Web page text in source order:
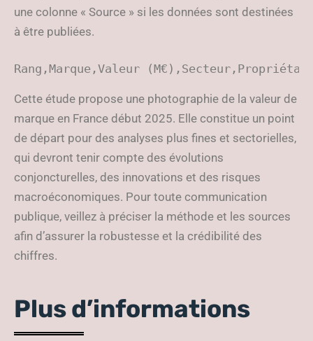
une colonne « Source » si les données sont destinées
à être publiées.
Rang,Marque,Valeur
Cette étude propose une photographie de la valeur de
marque en France début 2025. Elle constitue un point
de départ pour des analyses plus fines et sectorielles,
qui devront tenir compte des évolutions
conjoncturelles, des innovations et des risques
macroéconomiques. Pour toute communication
publique, veillez à préciser la méthode et les sources
afin d’assurer la robustesse et la crédibilité des
chiffres.
Plus d’informations